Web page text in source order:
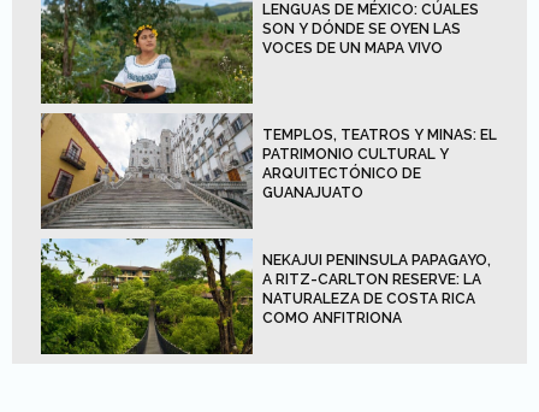
LENGUAS DE MÉXICO: CÚALES
SON Y DÓNDE SE OYEN LAS
VOCES DE UN MAPA VIVO
TEMPLOS, TEATROS Y MINAS: EL
PATRIMONIO CULTURAL Y
ARQUITECTÓNICO DE
GUANAJUATO
NEKAJUI PENINSULA PAPAGAYO,
A RITZ-CARLTON RESERVE: LA
NATURALEZA DE COSTA RICA
COMO ANFITRIONA